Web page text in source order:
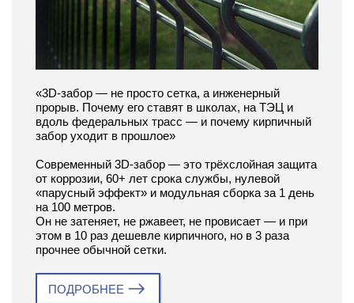
«3D-забор — не просто сетка, а инженерный
прорыв. Почему его ставят в школах, на ТЭЦ и
вдоль федеральных трасс — и почему кирпичный
забор уходит в прошлое»
Современный 3D-забор — это трёхслойная защита
от коррозии, 60+ лет срока службы, нулевой
«парусный эффект» и модульная сборка за 1 день
на 100 метров.
Он не затеняет, не ржавеет, не провисает — и при
этом в 10 раз дешевле кирпичного, но в 3 раза
прочнее обычной сетки.
ПОДРОБНЕЕ